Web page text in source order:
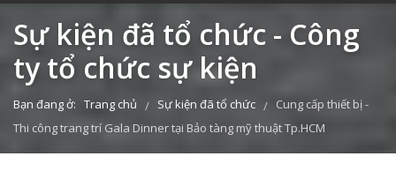
Sự kiện đã tổ chức - Công
ty tổ chức sự kiện
Bạn đang ở: Trang chủ / Sự kiện đã tổ chức / Cung cấp thiết bị -
Thi công trang trí Gala Dinner tại Bảo tàng mỹ thuật Tp.HCM